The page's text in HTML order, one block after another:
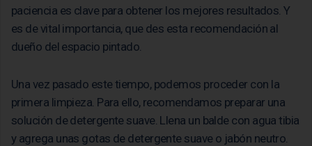
paciencia es clave para obtener los mejores resultados. Y
es de vital importancia, que des esta recomendación al
dueño del espacio pintado.
Una vez pasado este tiempo, podemos proceder con la
primera limpieza. Para ello, recomendamos preparar una
solución de detergente suave. Llena un balde con agua tibia
y agrega unas gotas de detergente suave o jabón neutro.